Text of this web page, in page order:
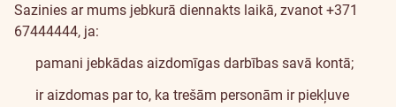
Sazinies ar mums jebkurā diennakts laikā, zvanot +371
67444444, ja:
pamani jebkādas aizdomīgas darbības savā kontā;
ir aizdomas par to, ka trešām personām ir piekļuve